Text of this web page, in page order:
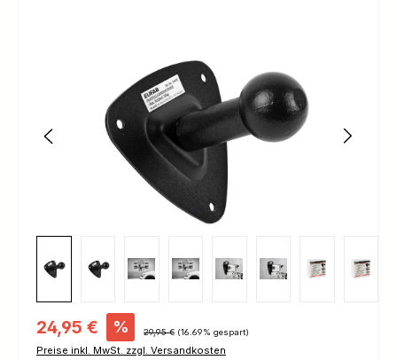
Verkaufspreis:
24,95 € % Regulärer Preis:
29,95 € (16.69% gespart)
Preise inkl. MwSt. zzgl. Versandkosten